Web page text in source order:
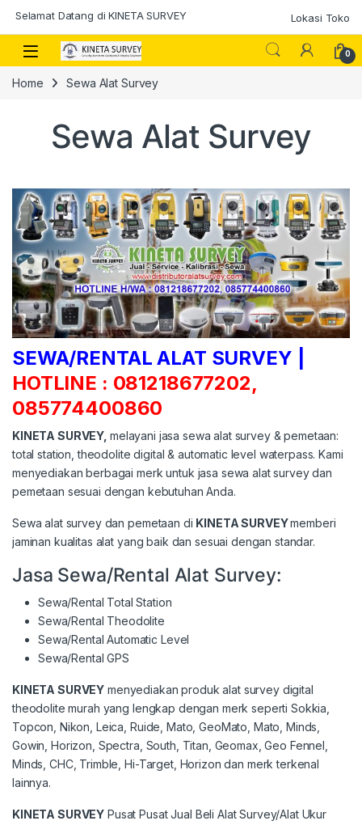
Selamat Datang di KINETA SURVEY Lokasi Toko
0
Home Sewa Alat Survey
Sewa Alat Survey
SEWA/RENTAL ALAT SURVEY
HOTLINE : 081218677202,
085774400860
KINETA SURVEY, melayani jasa sewa alat survey & pemetaan:
total station, theodolite digital & automatic level waterpass. Kami
menyediakan berbagai merk untuk jasa sewa alat survey dan
pemetaan sesuai dengan kebutuhan Anda.
Sewa alat survey dan pemetaan di KINETA SURVEYmemberi
jaminan kualitas alat yang baik dan sesuai dengan standar.
Jasa Sewa/Rental Alat Survey:
Sewa/Rental Total Station
Sewa/Rental Theodolite
Sewa/Rental Automatic Level
Sewa/Rental GPS
KINETA SURVEY menyediakan produk alat survey digital
theodolite murah yang lengkap dengan merk seperti Sokkia,
Topcon, Nikon, Leica, Ruide, Mato, GeoMato, Mato, Minds,
Gowin, Horizon, Spectra, South, Titan, Geomax, Geo Fennel,
Minds, CHC, Trimble, Hi-Target, Horizon dan merk terkenal
lainnya.
KINETA SURVEY Pusat Pusat Jual Beli Alat Survey/Alat Ukur